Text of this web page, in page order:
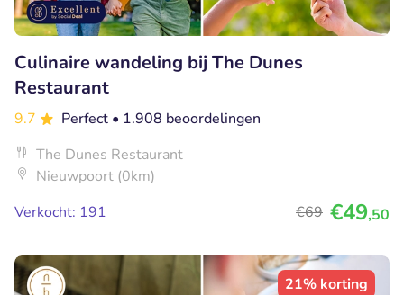
Culinaire wandeling bij The Dunes
Restaurant
9.7 Perfect • 1.908 beoordelingen
The Dunes Restaurant
Nieuwpoort (0km)
Verkocht: 191
€69 €49,50
21% korting